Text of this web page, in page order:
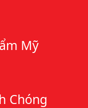
Mỹ
Chóng